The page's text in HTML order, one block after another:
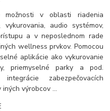
možnosti v oblasti riadenia
audio systémov,
a v neposlednom rade
wellness prvkov. Pomocou
aplikácie ako vykurovanie
priemyselné parky a pod.
zabezpečovacích
výrobcov ...